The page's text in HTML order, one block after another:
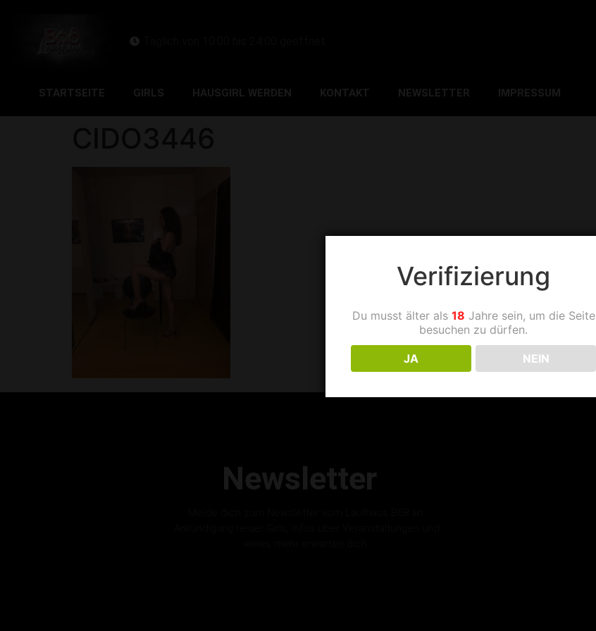
STARTSEITE GIRLS HAUSGIRL WERDEN KONTAKT NEWSLETTER IMPRESSUM
Newsletter
Verifizierung
Du musst älter als 18 Jahre sein, um die Seite
besuchen zu dürfen.
JA NEIN